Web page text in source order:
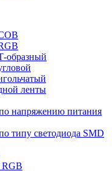
образный
ленты
напряжению питания
типу светодиода SMD
RGB